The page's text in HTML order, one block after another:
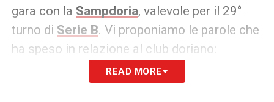
gara con la Sampdoria, valevole per il 29°
turno di Serie B. Vi proponiamo le parole che
ha speso in relazione al club doriano:
Nelle ultime due partite mi hanno sorpreso
READ MORE